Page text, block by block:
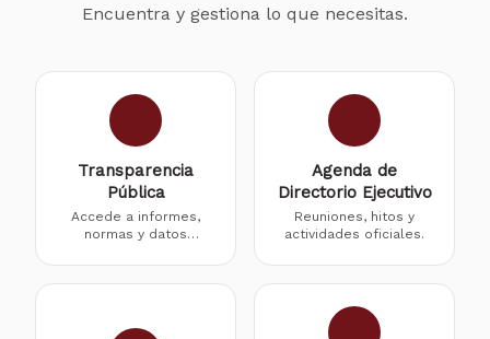
Encuentra y gestiona lo que necesitas.
Transparencia
Pública
Accede a informes,
normas y datos
Agenda de
Directorio Ejecutivo
Reuniones, hitos y
actividades oficiales.